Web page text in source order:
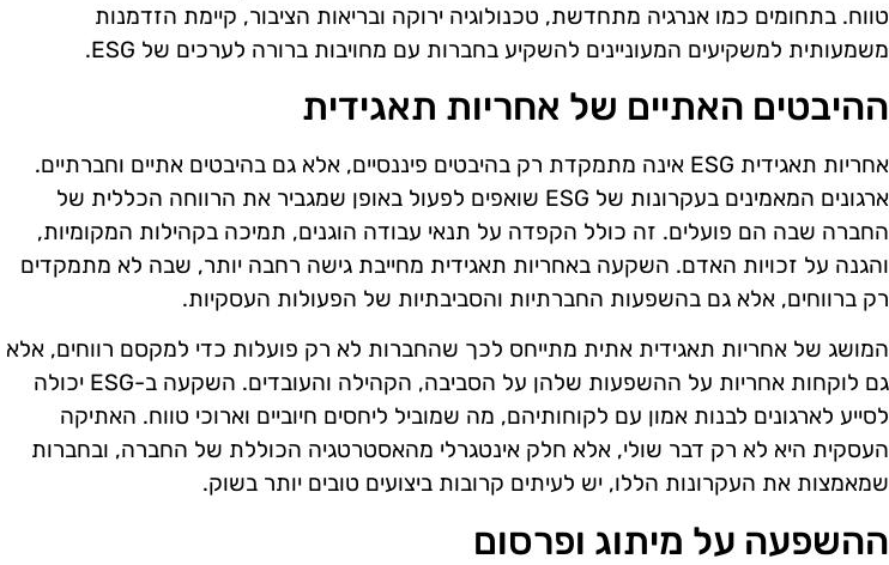
טווח. בתחומים כמו אנרגיה מתחדשת, טכנולוגיה ירוקה ובריאות הציבור, קיימת הזדמנות
משמעותית למשקיעים המעוניינים להשקיע בחברות עם מחויבות ברורה לערכים של ESG.
ההיבטים האתיים של אחריות תאגידית
אחריות תאגידית ESG אינה מתמקדת רק בהיבטים פיננסיים, אלא גם בהיבטים אתיים וחברתיים.
ארגונים המאמינים בעקרונות של ESG שואפים לפעול באופן שמגביר את הרווחה הכללית של
החברה שבה הם פועלים. זה כולל הקפדה על תנאי עבודה הוגנים, תמיכה בקהילות המקומיות,
והגנה על זכויות האדם. השקעה באחריות תאגידית מחייבת גישה רחבה יותר, שבה לא מתמקדים
רק ברווחים, אלא גם בהשפעות החברתיות והסביבתיות של הפעולות העסקיות.
המושג של אחריות תאגידית אתית מתייחס לכך שהחברות לא רק פועלות כדי למקסם רווחים, אלא
גם לוקחות אחריות על ההשפעות שלהן על הסביבה, הקהילה והעובדים. השקעה ב-ESG יכולה
לסייע לארגונים לבנות אמון עם לקוחותיהם, מה שמוביל ליחסים חיוביים וארוכי טווח. האתיקה
העסקית היא לא רק דבר שולי, אלא חלק אינטגרלי מהאסטרטגיה הכוללת של החברה, ובחברות
שמאמצות את העקרונות הללו, יש לעיתים קרובות ביצועים טובים יותר בשוק.
ההשפעה על מיתוג ופרסום